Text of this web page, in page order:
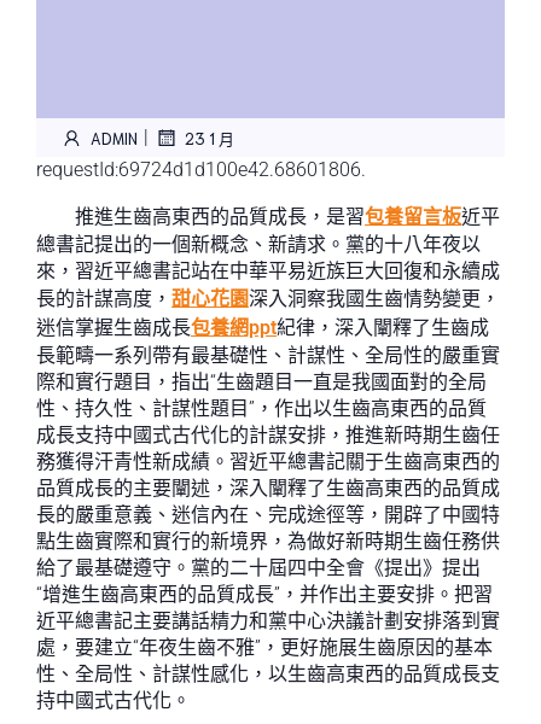
ADMIN | 23 1 月
requestId:69724d1d100e42.68601806.
推進生齒高東西的品質成長，是習包養留言板近平
總書記提出的一個新概念、新請求。黨的十八年夜以
來，習近平總書記站在中華平易近族巨大回復和永續成
長的計謀高度， 甜心花園深入洞察我國生齒情勢變更，
迷信掌握生齒成長包養網ppt紀律，深入闡釋了生齒成
長範疇一系列帶有最基礎性、計謀性、全局性的嚴重實
際和實行題目，指出“生齒題目一直是我國面對的全局
性、持久性、計謀性題目”，作出以生齒高東西的品質
成長支持中國式古代化的計謀安排，推進新時期生齒任
務獲得汗青性新成績。習近平總書記關于生齒高東西的
品質成長的主要闡述，深入闡釋了生齒高東西的品質成
長的嚴重意義、迷信內在、完成途徑等，開辟了中國特
點生齒實際和實行的新境界，為做好新時期生齒任務供
給了最基礎遵守。黨的二十屆四中全會《提出》提出
“增進生齒高東西的品質成長”，并作出主要安排。把習
近平總書記主要講話精力和黨中心決議計劃安排落到實
處，要建立“年夜生齒不雅”，更好施展生齒原因的基本
性、全局性、計謀性感化，以生齒高東西的品質成長支
持中國式古代化。